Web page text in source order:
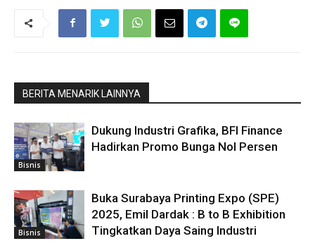
BERITA MENARIK LAINNYA
Bisnis
Dukung Industri Grafika, BFI Finance
Hadirkan Promo Bunga Nol Persen
Bisnis
Buka Surabaya Printing Expo (SPE)
2025, Emil Dardak : B to B Exhibition
Tingkatkan Daya Saing Industri